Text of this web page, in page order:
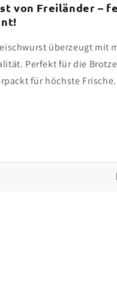
von Freiländer –
überzeugt mit
Perfekt für die
für höchste Frische.